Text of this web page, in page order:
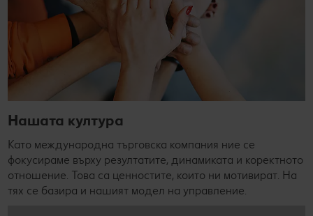
Нашата култура
Като международна търговска компания ние се
фокусираме върху резултатите, динамиката и коректното
отношение. Това са ценностите, които ни мотивират. На
тях се базира и нашият модел на управление.